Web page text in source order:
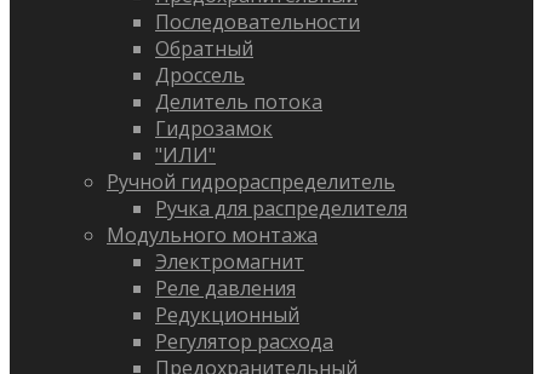
Последовательности
Обратный
Дроссель
Делитель потока
Гидрозамок
"ИЛИ"
Ручной гидрораспределитель
Ручка для распределителя
Модульного монтажа
Электромагнит
Реле давления
Редукционный
Регулятор расхода
Предохранительный